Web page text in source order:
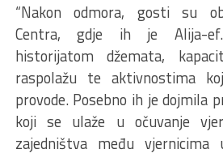
“Nakon odmora, gosti su
Centra, gdje ih je Alija-
historijatom džemata,
raspolažu te aktivnostima
provode. Posebno ih je dojmila
koji se ulaže u očuvanje
zajedništva među